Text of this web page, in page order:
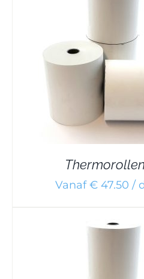
Vanaf € 47.50 /